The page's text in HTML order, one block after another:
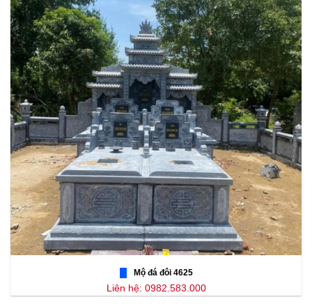
Mộ đá đôi 4625
Liên hệ: 0982.583.000